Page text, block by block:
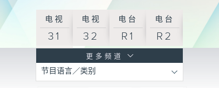
电视
31
电视
32
电台
R1
电台
R2
R3
更多频道
节目语言／类别